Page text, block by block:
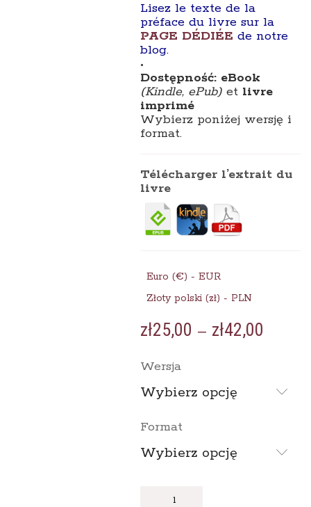
Lisez le texte de la
préface du livre sur la
PAGE DÉDIÉE de notre
blog.
•
Dostępność: eBook
(Kindle, ePub)et livre
imprimé
Wybierz poniżej wersję i
format.
Télécharger l’extrait du
livre
Euro (€) - EUR
Złoty polski (zł) - PLN
zł25,00 – zł42,00
do
Wersja
Wybierz opcję
Format
Wybierz opcję